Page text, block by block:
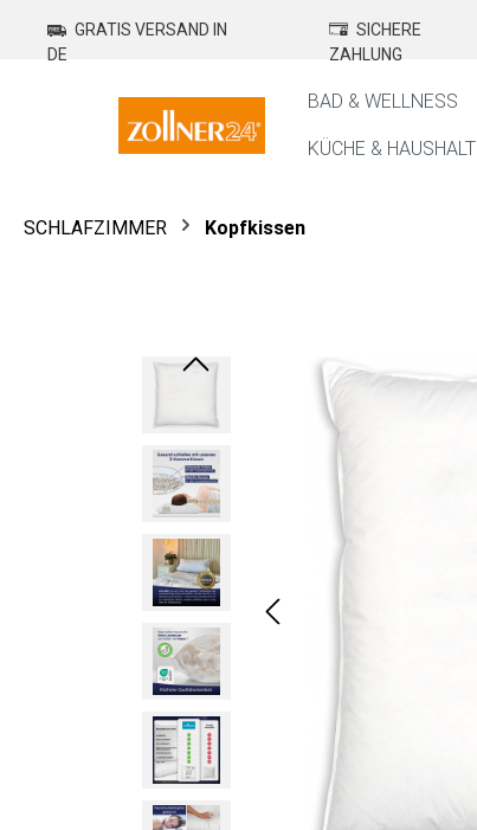
Zur Hauptnavigation springen
GRATIS VERSAND IN
DE
SICHERE
ZAHLUNG
BAD & WELLNESS
KÜCHE & HAUSHALT
SCHLAFZIMMER Kopfkissen
Bildergalerie überspringen